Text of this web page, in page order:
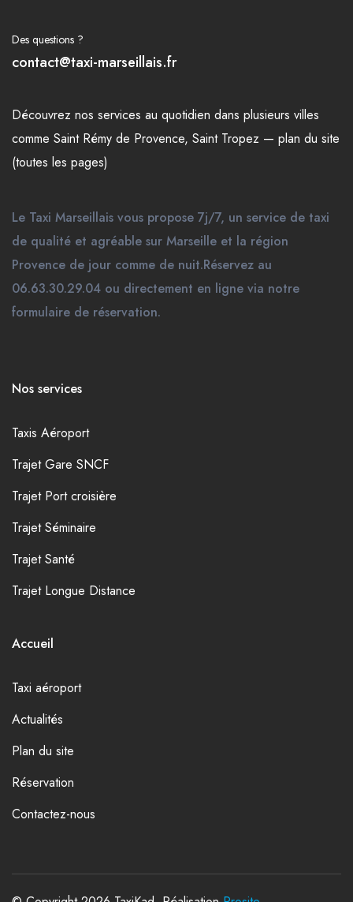
Des questions ?
contact@taxi-marseillais.fr
Découvrez nos services au quotidien dans plusieurs villes
comme Saint Rémy de Provence, Saint Tropez — plan du site
(toutes les pages)
Le Taxi Marseillais vous propose 7j/7, un service de taxi
de qualité et agréable sur Marseille et la région
Provence de jour comme de nuit.Réservez au
06.63.30.29.04 ou directement en ligne via notre
formulaire de réservation.
Nos services
Taxis Aéroport
Trajet Gare SNCF
Trajet Port croisière
Trajet Séminaire
Trajet Santé
Trajet Longue Distance
Accueil
Taxi aéroport
Actualités
Plan du site
Réservation
Contactez-nous